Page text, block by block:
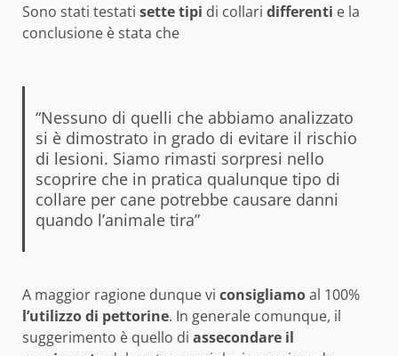
Sono stati testati settetipi di collari differenti e la
conclusione è stata che
“Nessuno di quelli che abbiamo analizzato
si è dimostrato in grado di evitare il rischio
di lesioni. Siamo rimasti sorpresi nello
scoprire che in pratica qualunque tipo di
collare per cane potrebbe causare danni
quando l’animale tira”
A maggior ragione dunque vi consigliamoal 100%
l’utilizzodi pettorine. In generale comunque, il
suggerimento è quello di assecondare il